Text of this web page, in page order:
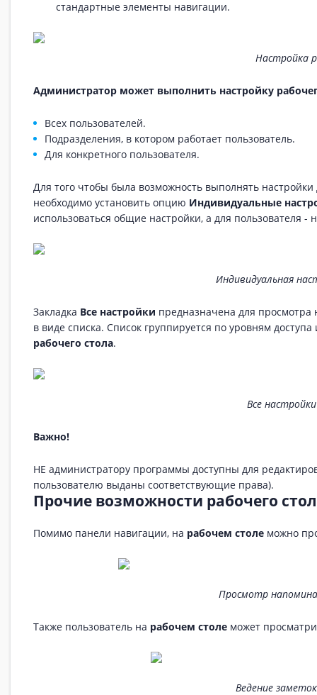
стандартные элементы навигации.
Настройка
Администратор может выполнить настройку
Всех пользователей.
Подразделения, в котором работает пользователь.
Для конкретного пользователя.
Для того чтобы была возможность выполнять
необходимо установить опцию Индивидуальные
использоваться общие настройки, а для пользователя -
Индивидуальная
Закладка Все настройки предназначена для просмотра
в виде списка. Список группируется по уровням
рабочего стола.
Все
Важно!
НЕ администратору программы доступны для
пользователю выданы соответствующие права).
Прочие возможности рабочего
Помимо панели навигации, на рабочем столе можно
Просмотр
Также пользователь на рабочем столе может
Ведение